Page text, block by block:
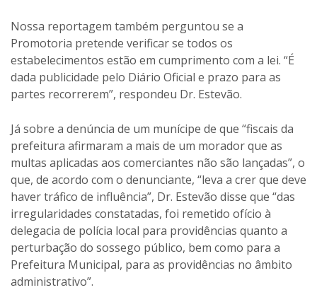
Nossa reportagem também perguntou se a
Promotoria pretende verificar se todos os
estabelecimentos estão em cumprimento com a lei. “É
dada publicidade pelo Diário Oficial e prazo para as
partes recorrerem”, respondeu Dr. Estevão.
Já sobre a denúncia de um munícipe de que “fiscais da
prefeitura afirmaram a mais de um morador que as
multas aplicadas aos comerciantes não são lançadas”, o
que, de acordo com o denunciante, “leva a crer que deve
haver tráfico de influência”, Dr. Estevão disse que “das
irregularidades constatadas, foi remetido ofício à
delegacia de polícia local para providências quanto a
perturbação do sossego público, bem como para a
Prefeitura Municipal, para as providências no âmbito
administrativo”.